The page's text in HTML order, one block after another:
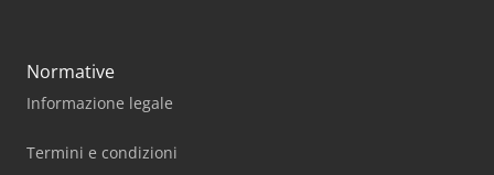
Normative
Informazione legale
Termini e condizioni